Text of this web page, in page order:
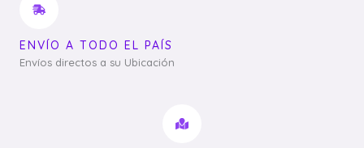
ENVÍO A TODO EL PAÍS
Envíos directos a su Ubicación